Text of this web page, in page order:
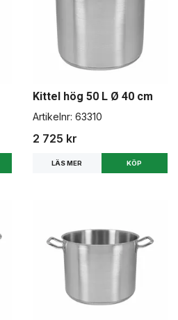
Kittel hög 50 L Ø 40 cm
Artikelnr: 63310
2 725 kr
LÄS MER